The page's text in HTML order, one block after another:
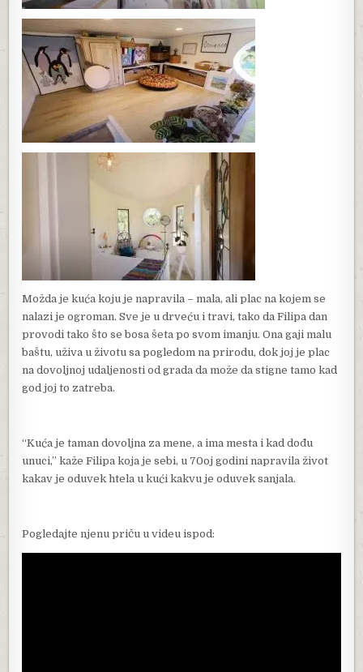
Možda je kuća koju je napravila – mala, ali plac na kojem se
nalazi je ogroman. Sve je u drveću i travi, tako da Filipa dan
provodi tako što se bosa šeta po svom imanju. Ona gaji malu
baštu, uživa u životu sa pogledom na prirodu, dok joj je plac
na dovoljnoj udaljenosti od grada da može da stigne tamo kad
god joj to zatreba.
“Kuća je taman dovoljna za mene, a ima mesta i kad dođu
unuci,” kaže Filipa koja je sebi, u 70oj godini napravila život
kakav je oduvek htela u kući kakvu je oduvek sanjala.
Pogledajte njenu priču u videu ispod: